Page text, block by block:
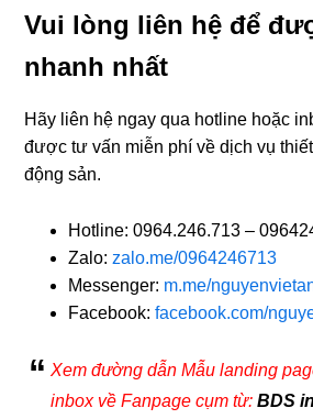
Vui lòng liên hệ để
nhanh nhất
Hãy liên hệ ngay qua hotline hoặc
được tư vấn miễn phí về dịch vụ
động sản.
Hotline: 0964.246.713 –
Zalo:zalo.me/0964246713
Messenger: m.me/
Facebook:facebook.com/
Xem đường dẫn Mẫu landing
inbox về Fanpage cụm từ:BDS